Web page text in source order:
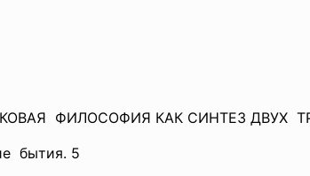
ФИЛОСОФИЯ КАК СИНТЕЗ ДВУХ
бытия. 5